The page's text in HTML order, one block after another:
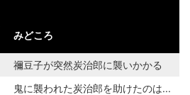
みどころ
禰豆子が突然炭治郎に襲いかかる
鬼に襲われた炭治郎を助けたのは...